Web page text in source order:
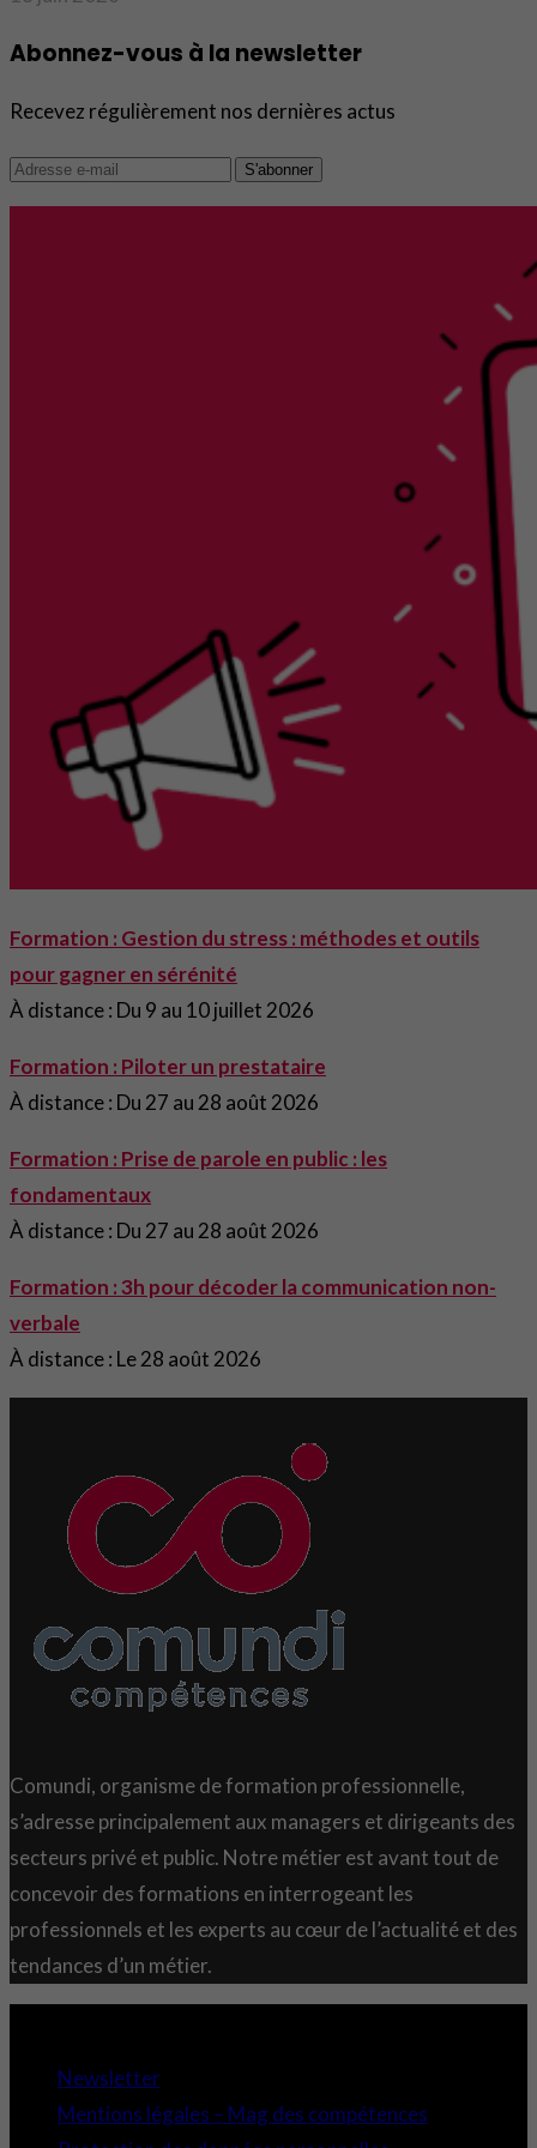
Abonnez-vous à la newsletter
Recevez régulièrement nos dernières actus
S'abonner
Formation : Gestion du stress : méthodes et outils
pour gagner en sérénité
À distance : Du 9 au 10 juillet 2026
Formation : Piloter un prestataire
À distance : Du 27 au 28 août 2026
Formation : Prise de parole en public : les
fondamentaux
À distance : Du 27 au 28 août 2026
Formation : 3h pour décoder la communication non-
verbale
À distance : Le 28 août 2026
Comundi, organisme de formation professionnelle,
s’adresse principalement aux managers et dirigeants des
secteurs privé et public. Notre métier est avant tout de
concevoir des formations en interrogeant les
professionnels et les experts au cœur de l’actualité et des
tendances d’un métier.
Newsletter
Mentions légales – Mag des compétences